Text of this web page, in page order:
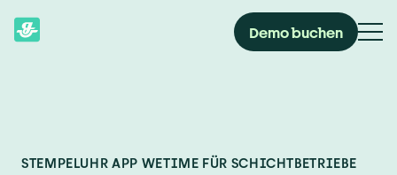
Demo buchen
STEMPELUHR APP WETIME FÜR SCHICHTBETRIEBE